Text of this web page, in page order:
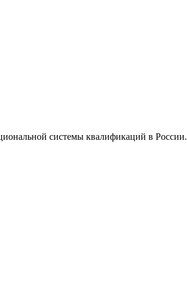
системы квалификаций в России.